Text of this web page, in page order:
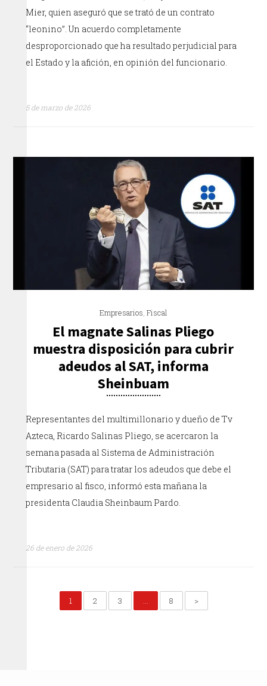
Mier, quien aseguró que se trató de un contrato
“leonino”. Un acuerdo completamente
desproporcionado que ha resultado perjudicial para
el Estado y la afición, en opinión del funcionario.
5 de marzo de 2026
Empresarios, Fiscal
El magnate Salinas Pliego
muestra disposición para cubrir
adeudos al SAT, informa
Sheinbuam
Representantes del multimillonario y dueño de Tv
Azteca, Ricardo Salinas Pliego, se acercaron la
semana pasada al Sistema de Administración
Tributaria (SAT) para tratar los adeudos que debe el
empresario al fisco, informó esta mañana la
presidenta Claudia Sheinbaum Pardo.
26 de enero de 2026
1 2 3 … 8 >